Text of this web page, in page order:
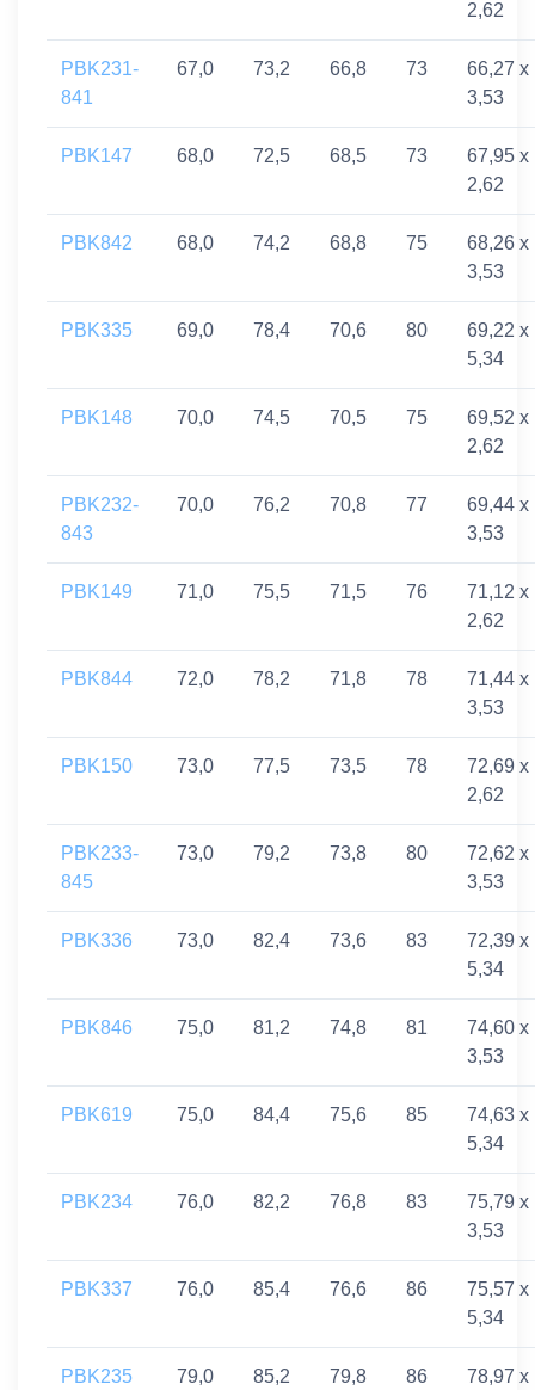
2,62
PBK231-
841
67,0 73,2 66,8 73
66,27 x
3,53
PBK147 68,0 72,5 68,5 73
67,95 x
2,62
PBK842 68,0 74,2 68,8 75
68,26 x
3,53
PBK335 69,0 78,4 70,6 80
69,22 x
5,34
PBK148 70,0 74,5 70,5 75
69,52 x
2,62
PBK232-
843
70,0 76,2 70,8 77
69,44 x
3,53
PBK149 71,0 75,5 71,5 76
71,12 x
2,62
PBK844 72,0 78,2 71,8 78
71,44 x
3,53
PBK150 73,0 77,5 73,5 78
72,69 x
2,62
PBK233-
845
73,0 79,2 73,8 80
72,62 x
3,53
PBK336 73,0 82,4 73,6 83
72,39 x
5,34
PBK846 75,0 81,2 74,8 81
74,60 x
3,53
PBK619 75,0 84,4 75,6 85
74,63 x
5,34
PBK234 76,0 82,2 76,8 83
75,79 x
3,53
PBK337 76,0 85,4 76,6 86
75,57 x
5,34
PBK235 79,0 85,2 79,8 86
78,97 x